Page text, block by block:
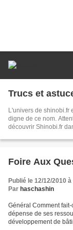
Trucs et
L'univers de shinobi.fr
digne de ce nom.
découvrir Shinobi.fr
Foire Aux
Publié le 12/12/2010
Par haschashin
Général Comment
dépense de ses
développement de